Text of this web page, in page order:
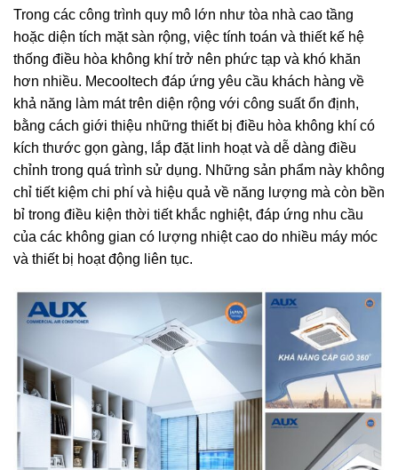
Trong các công trình quy mô lớn như tòa nhà cao tầng
hoặc diện tích mặt sàn rộng, việc tính toán và thiết kế hệ
thống điều hòa không khí trở nên phức tạp và khó khăn
hơn nhiều. Mecooltech đáp ứng yêu cầu khách hàng về
khả năng làm mát trên diện rộng với công suất ổn định,
bằng cách giới thiệu những thiết bị điều hòa không khí có
kích thước gọn gàng, lắp đặt linh hoạt và dễ dàng điều
chỉnh trong quá trình sử dụng. Những sản phẩm này không
chỉ tiết kiệm chi phí và hiệu quả về năng lượng mà còn bền
bỉ trong điều kiện thời tiết khắc nghiệt, đáp ứng nhu cầu
của các không gian có lượng nhiệt cao do nhiều máy móc
và thiết bị hoạt động liên tục.